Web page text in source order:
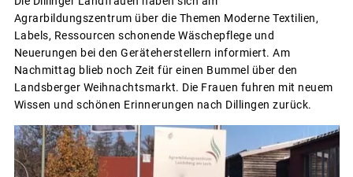
Agrarbildungszentrum über die Themen Moderne Textilien,
Labels, Ressourcen schonende Wäschepflege und
Neuerungen bei den Geräteherstellern informiert. Am
Nachmittag blieb noch Zeit für einen Bummel über den
Landsberger Weihnachtsmarkt. Die Frauen fuhren mit neuem
Wissen und schönen Erinnerungen nach Dillingen zurück.